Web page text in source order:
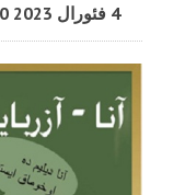
4 فئورال 2023 16:10